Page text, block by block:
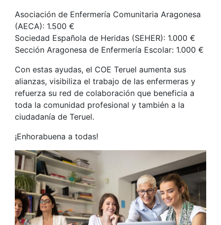
Asociación de Enfermería Comunitaria Aragonesa
(AECA): 1.500 €
Sociedad Española de Heridas (SEHER): 1.000 €
Sección Aragonesa de Enfermería Escolar: 1.000 €
Con estas ayudas, el COE Teruel aumenta sus
alianzas, visibiliza el trabajo de las enfermeras y
refuerza su red de colaboración que beneficia a
toda la comunidad profesional y también a la
ciudadanía de Teruel.
¡Enhorabuena a todas!